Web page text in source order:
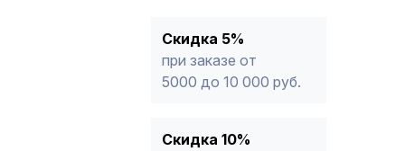
* -Для заказов, состоящих
продукции, максимальная скидка
Скидка 5%
при заказе от
5000 до 10 000 руб.
Скидка 10%